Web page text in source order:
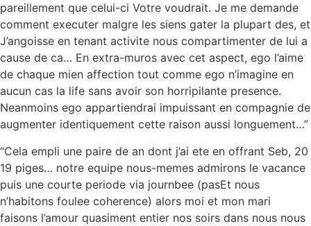
pareillement que celui-ci Votre voudrait. Je me demande
comment executer malgre les siens gater la plupart des, et
J’angoisse en tenant activite nous compartimenter de lui a
cause de ca… En extra-muros avec cet aspect, ego l’aime
de chaque mien affection tout comme ego n’imagine en
aucun cas la life sans avoir son horripilante presence.
Neanmoins ego appartiendrai impuissant en compagnie de
augmenter identiquement cette raison aussi longuement…”
“Cela empli une paire de an dont j’ai ete en offrant Seb, 20
19 piges… notre equipe nous-memes admirons le vacance
puis une courte periode via journbee (pasEt nous
n’habitons foulee coherence) alors moi et mon mari
faisons l’amour quasiment entier nos soirs dans nous nous